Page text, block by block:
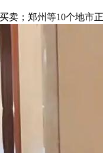
；郑州等10个地市正